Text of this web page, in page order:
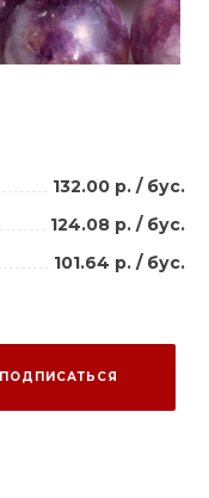
132.00 р. / бус.
124.08 р. / бус.
101.64 р. / бус.
ПОДПИСАТЬСЯ